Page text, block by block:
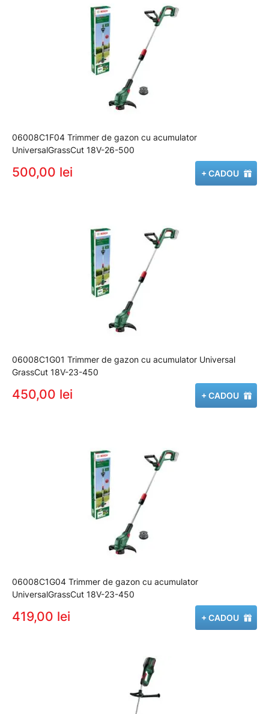
06008C1F04 Trimmer de gazon cu acumulator
UniversalGrassCut 18V-26-500
500,00 lei + CADOU
06008C1G01 Trimmer de gazon cu acumulator Universal
GrassCut 18V-23-450
450,00 lei + CADOU
06008C1G04 Trimmer de gazon cu acumulator
UniversalGrassCut 18V-23-450
419,00 lei + CADOU